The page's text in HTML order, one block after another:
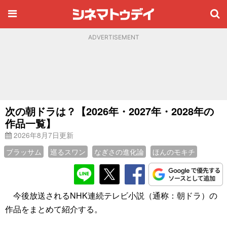
ADVERTISEMENT
次の朝ドラは？【2026年・2027年・2028年の
作品一覧】
2026年8月7日更新
ブラッサム
巡るスワン なぎさの進化論 ほんのモキチ
今後放送されるNHK連続テレビ小説（通称：朝ドラ）の
作品をまとめて紹介する。